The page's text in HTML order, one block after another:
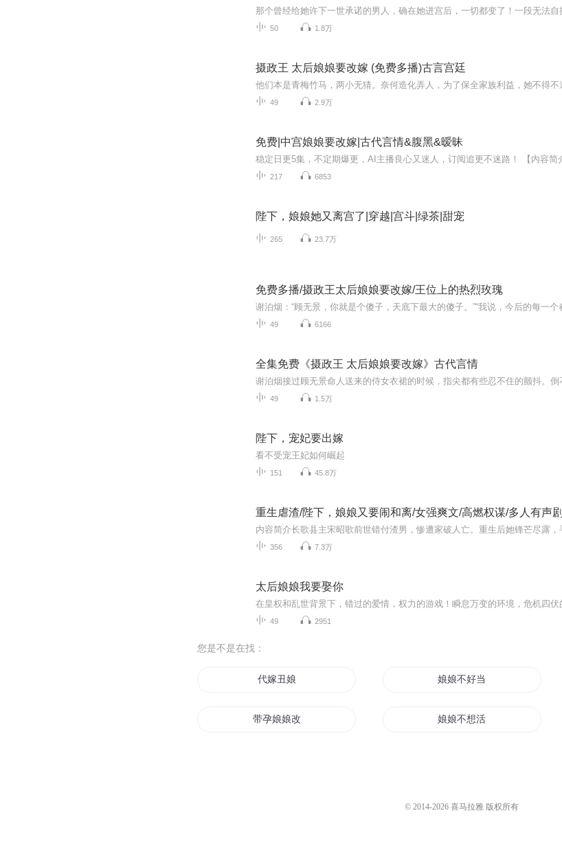
50 1.8万
摄政王 太后娘娘要改嫁 (免费多播)古言宫廷
49 2.9万
免费|中宫娘娘要改嫁|古代言情&腹黑&暧昧
217 6853
陛下，娘娘她又离宫了|穿越|宫斗|绿茶|甜宠
265 23.7万
免费多播/摄政王太后娘娘要改嫁/王位上的热烈玫瑰
49 6166
全集免费《摄政王 太后娘娘要改嫁》古代言情
49 1.5万
陛下，宠妃要出嫁
看不受宠王妃如何崛起
151 45.8万
重生虐渣/陛下，娘娘又要闹和离/女强爽文/高燃权谋/多人有声剧
356 7.3万
太后娘娘我要娶你
49 2951
您是不是在找：
代嫁丑娘 娘娘不好当
带孕娘娘改嫁去 娘娘不想活
© 2014-2026 喜马拉雅 版权所有